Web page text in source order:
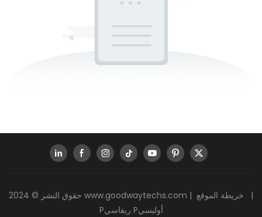
www.goodwaytechs.com |
|
Pريفاسي Pأوليسي